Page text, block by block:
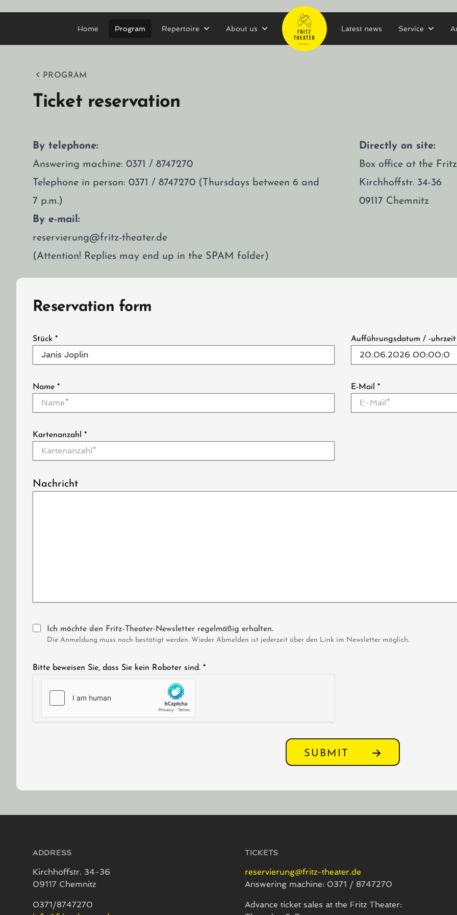
Home Program Repertoire About us Latest news Service
PROGRAM
Ticket reservation
By telephone:
Answering machine: 0371 / 8747270
Telephone in person: 0371 / 8747270 (Thursdays between 6 and
7 p.m.)
By e-mail:
reservierung@fritz-theater.de
(Attention! Replies may end up in the SPAM folder)
Directly on site:
Box office at the
Kirchhoffstr. 34-36
09117 Chemnitz
Reservation form
Stück * Aufführungsdatum / -
Name * E-Mail *
Kartenanzahl *
Nachricht
Ich möchte den Fritz-Theater-Newsletter regelmäßig erhalten.
Die Anmeldung muss noch bestätigt werden. Wieder Abmelden ist jederzeit über den Link im Newsletter möglich.
Bitte beweisen Sie, dass Sie kein Roboter sind. *
SUBMIT
ADDRESS
Kirchhoffstr. 34-36
09117 Chemnitz
0371/8747270
TICKETS
reservierung@fritz-theater.de
Answering machine: 0371 / 8747270
Advance ticket sales at the Fritz Theater: